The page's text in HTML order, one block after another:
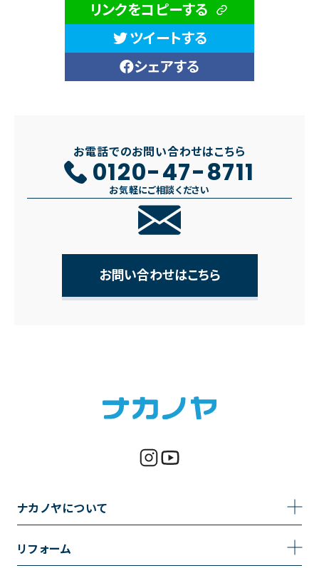
リンクをコピーする
ツイートする
シェアする
お電話でのお問い合わせはこちら
0120-47-8711
お気軽にご相談ください
お問い合わせはこちら
ナカノヤについて
事業内容
リフォーム